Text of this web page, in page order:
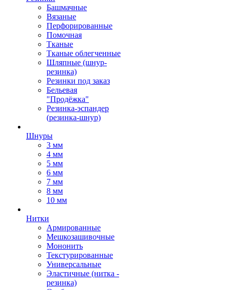
Башмачные
Вязаные
Перфорированные
Помочная
Тканые
Тканые облегченные
Шляпные (шнур-
резинка)
Резинки под заказ
Бельевая
"Продёжка"
Резинка-эспандер
(резинка-шнур)
Шнуры
3 мм
4 мм
5 мм
6 мм
7 мм
8 мм
10 мм
Нитки
Армированные
Мешкозашивочные
Мононить
Текстурированные
Универсальные
Эластичные (нитка -
резинка)